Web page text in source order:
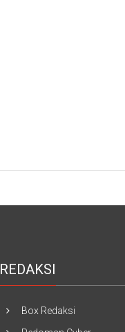
REDAKSI
Box Redaksi